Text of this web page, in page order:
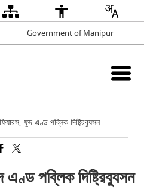
Government of Manipur
ফুদ এণ্ড পব্লিক দিষ্ট্রিবু্যসন
পব্লিক দিষ্ট্রিবু্যসন